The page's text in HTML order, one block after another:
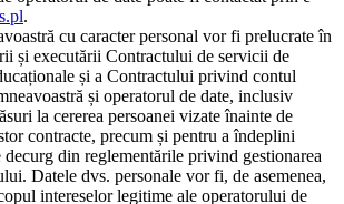
.
cu caracter personal vor fi prelucrate în
și executării Contractului de servicii de
și a Contractului privind contul
și operatorul de date, inclusiv
la cererea persoanei vizate înainte de
contracte, precum și pentru a îndeplini
din reglementările privind gestionarea
Datele dvs. personale vor fi, de asemenea,
intereselor legitime ale operatorului de